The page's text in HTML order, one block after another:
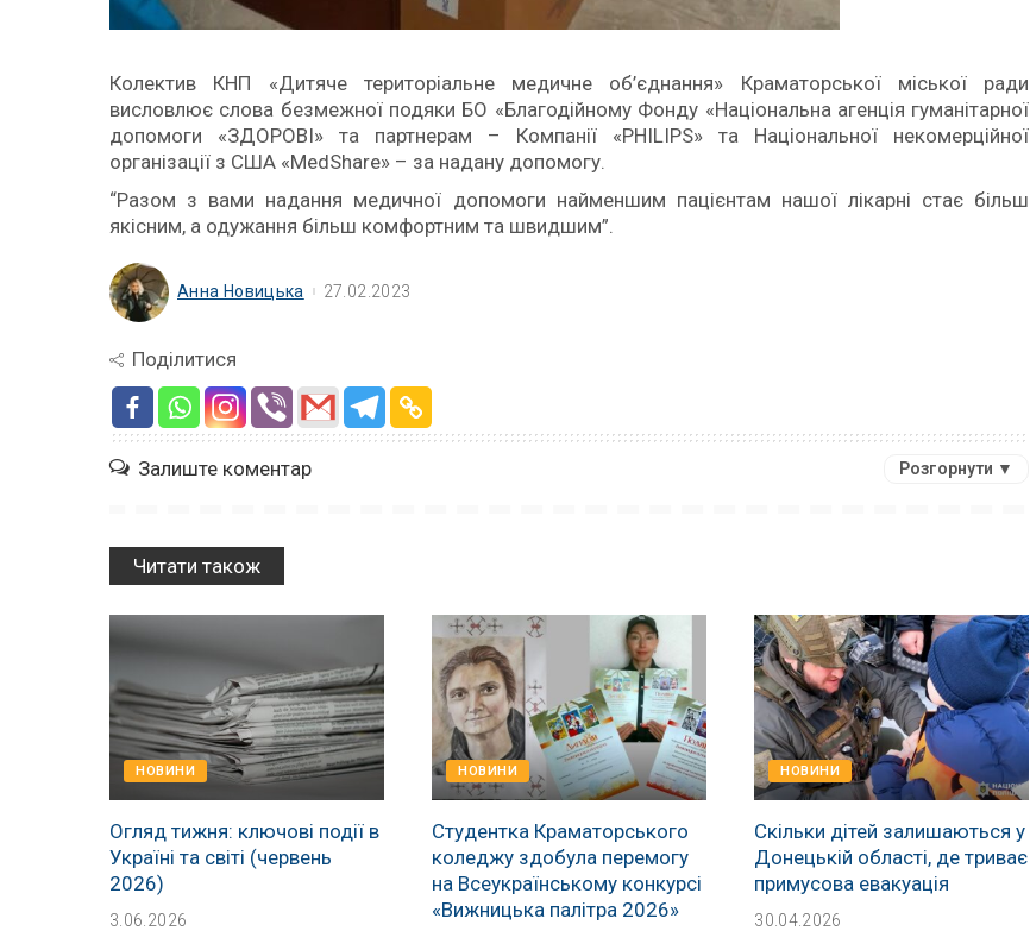
Колектив КНП «Дитяче територіальне медичне об’єднання» Краматорської міської ради
висловлює слова безмежної подяки БО «Благодійному Фонду «Національна агенція гуманітарної
допомоги «ЗДОРОВІ» та партнерам – Компанії «PHILIPS» та Національної некомерційної
організації з США «MedShare» – за надану допомогу.
“Разом з вами надання медичної допомоги найменшим пацієнтам нашої лікарні стає більш
якісним, а одужання більш комфортним та швидшим”.
Анна Новицька 27.02.2023
Поділитися
Залиште коментар Розгорнути ▼
Читати також
НОВИНИ
Огляд тижня: ключові події в
Україні та світі (червень
2026)
3.06.2026
НОВИНИ
Студентка Краматорського
коледжу здобула перемогу
на Всеукраїнському конкурсі
«Вижницька палітра 2026»
НОВИНИ
Скільки дітей залишаються у
Донецькій області, де триває
примусова евакуація
30.04.2026